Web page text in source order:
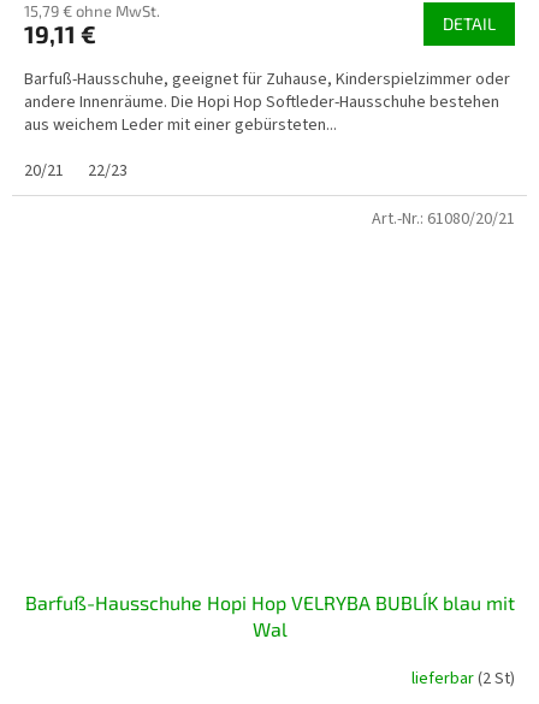
15,79 € ohne MwSt.
19,11 € DETAIL
Barfuß-Hausschuhe, geeignet für Zuhause, Kinderspielzimmer oder
andere Innenräume. Die Hopi Hop Softleder-Hausschuhe bestehen
aus weichem Leder mit einer gebürsteten...
20/21
22/23
Barfuß-Hausschuhe Hopi Hop VELRYBA BUBLÍK blau mit
Wal
lieferbar(2 St)
Art.-Nr.: 61080/20/21